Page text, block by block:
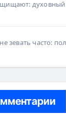
зевать часто: